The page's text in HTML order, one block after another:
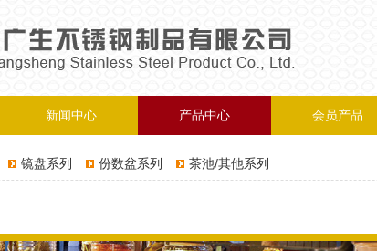
新闻中心 产品中心 会员产品
镜盘系列 份数盆系列 茶池/其他系列